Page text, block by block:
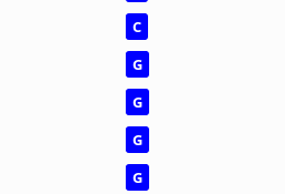
C
G
G
G
G